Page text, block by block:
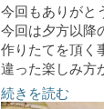
今回もありがと
今回は夕方以降
作りたてを頂く
違った楽しみ方
引き続き次回も
続きを読む